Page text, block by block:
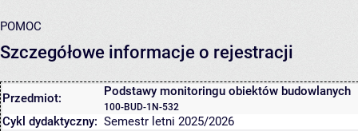
POMOC
Szczegółowe informacje o rejestracji
Przedmiot: Podstawy monitoringu obiektów budowlanych
100-BUD-1N-532
Cykl dydaktyczny: Semestr letni 2025/2026